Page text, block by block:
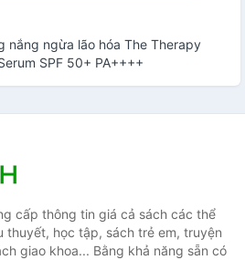
nắng ngừa lão hóa The Therapy
SPF 50+ PA++++
cấp thông tin giá cả sách các thể
thuyết, học tập, sách trẻ em, truyện
giao khoa... Bằng khả năng sẵn có